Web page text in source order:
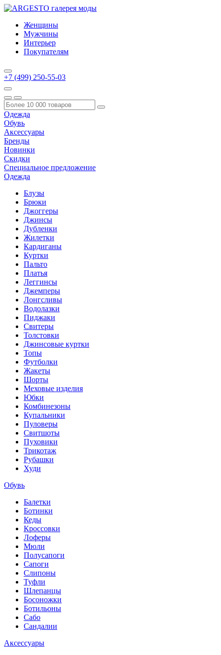
Женщины
Мужчины
Интерьер
Покупателям
+7 (499) 250-55-03
Одежда
Обувь
Аксессуары
Бренды
Новинки
Скидки
Специальное предложение
Одежда
Блузы
Брюки
Джоггеры
Джинсы
Дубленки
Жилетки
Кардиганы
Куртки
Пальто
Платья
Леггинсы
Джемперы
Лонгсливы
Водолазки
Пиджаки
Свитеры
Толстовки
Джинсовые куртки
Топы
Футболки
Жакеты
Шорты
Меховые изделия
Юбки
Комбинезоны
Купальники
Пуловеры
Свитшоты
Пуховики
Трикотаж
Рубашки
Худи
Обувь
Балетки
Ботинки
Кеды
Кроссовки
Лоферы
Мюли
Полусапоги
Сапоги
Слипоны
Туфли
Шлепанцы
Босоножки
Ботильоны
Сабо
Сандалии
Аксессуары